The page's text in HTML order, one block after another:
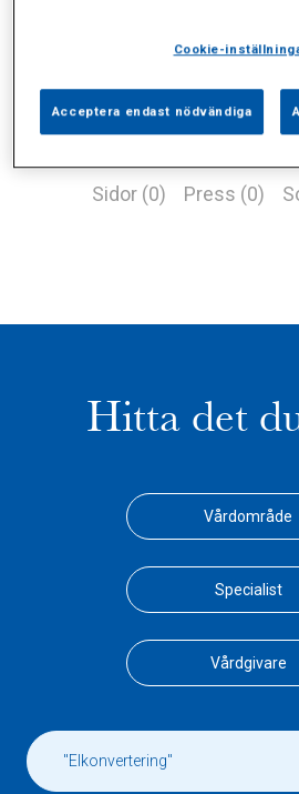
Sidor (0) Press (0)
Hitta det
Vårdområde
Specialist
Vårdgivare
Cookie-
Acceptera endast nödvändiga